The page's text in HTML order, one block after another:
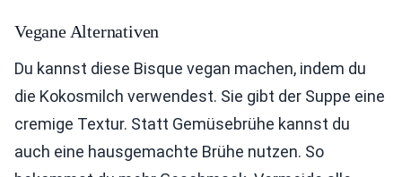
Vegane Alternativen
Du kannst diese Bisque vegan machen, indem du
die Kokosmilch verwendest. Sie gibt der Suppe eine
cremige Textur. Statt Gemüsebrühe kannst du
auch eine hausgemachte Brühe nutzen. So